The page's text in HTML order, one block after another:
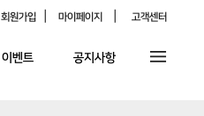
회원가입 마이페이지 고객센터
이벤트 공지사항